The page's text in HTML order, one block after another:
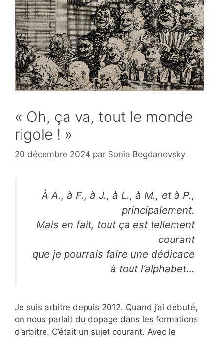
« Oh, ça va, tout le monde
rigole ! »
20 décembre 2024 par Sonia Bogdanovsky
À A., à F., à J., à L., à M., et à P.,
principalement.
Mais en fait, tout ça est tellement
courant
que je pourrais faire une dédicace
à tout l’alphabet…
Je suis arbitre depuis 2012. Quand j’ai débuté,
on nous parlait du dopage dans les formations
d’arbitre. C’était un sujet courant. Avec le